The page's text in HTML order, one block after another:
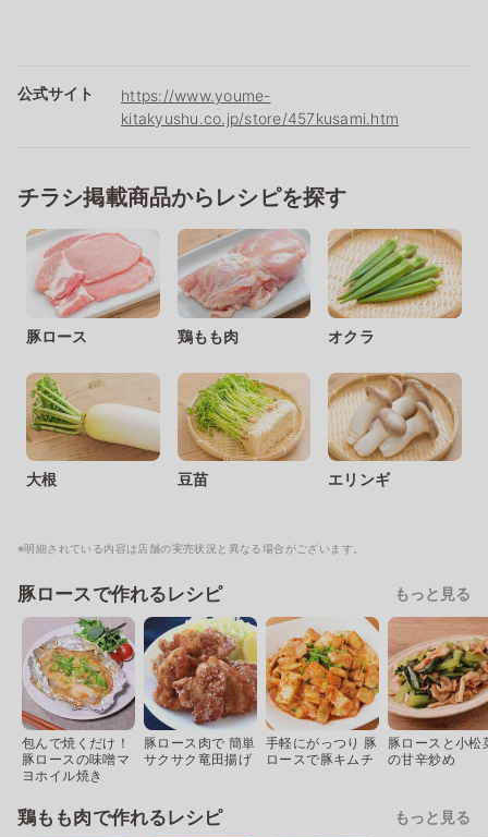
公式サイト
https://www.youme-
kitakyushu.co.jp/store/457kusami.htm
チラシ掲載商品からレシピを探す
豚ロース 鶏もも肉 オクラ
大根 豆苗 エリンギ
※明細されている内容は店舗の実売状況と異なる場合がございます。
豚ロースで作れるレシピ もっと見る
包んで焼くだけ！
豚ロースの味噌マ
ヨホイル焼き
豚ロース肉で 簡単
サクサク竜田揚げ
手軽にがっつり 豚
ロースで豚キムチ
豚ロースと小松
の甘辛炒め
鶏もも肉で作れるレシピ もっと見る